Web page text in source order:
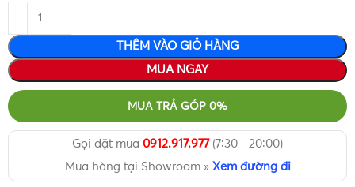
THÊM VÀO GIỎ HÀNG
MUA NGAY
MUA TRẢ GÓP 0%
Gọi đặt mua 0912.917.977(7:30 - 20:00)
Mua hàng tại Showroom » Xem đường đi